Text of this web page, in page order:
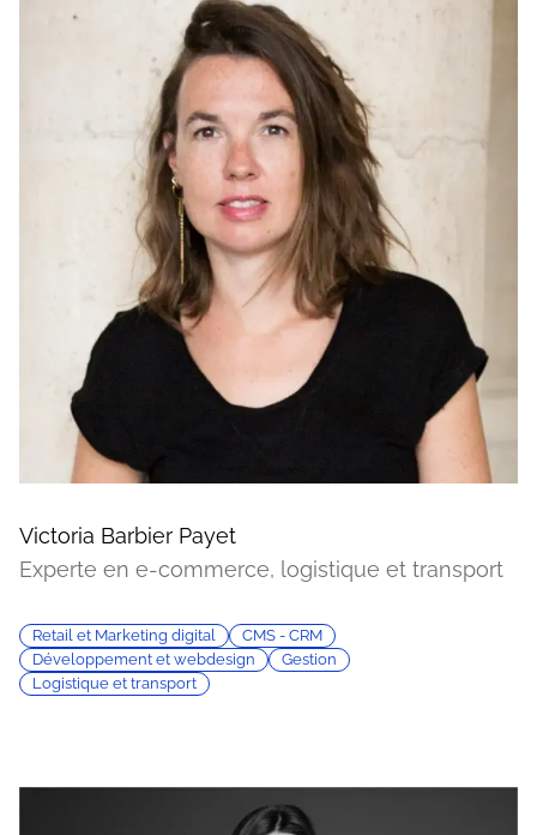
Victoria Barbier Payet
Experte en e-commerce, logistique et transport
Retail et Marketing digital
CMS - CRM
Développement et webdesign
Gestion
Logistique et transport